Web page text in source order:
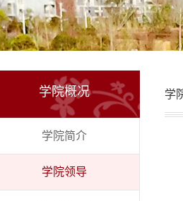
学院概况
学院简介
学院领导
学